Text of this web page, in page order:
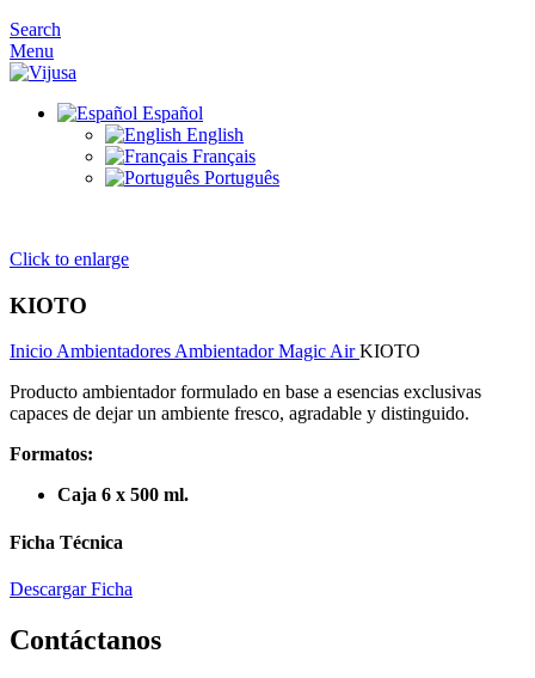
Search
Menu
Español
English
Français
Português
Click to enlarge
KIOTO
InicioAmbientadoresAmbientador Magic AirKIOTO
Producto ambientador formulado en base a esencias exclusivas
capaces de dejar un ambiente fresco, agradable y distinguido.
Formatos:
Caja 6 x 500 ml.
Ficha Técnica
Descargar Ficha
Contáctanos